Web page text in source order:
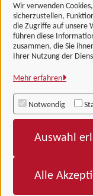
Wir verwenden
sicherzustellen,
die Zugriffe auf unsere
führen diese
zusammen, die Sie
Ihrer Nutzung der
Mehr erfahren
Notwendig
Auswahl
Alle
Landkreis
Alle Rechte
Barrierefreiheit